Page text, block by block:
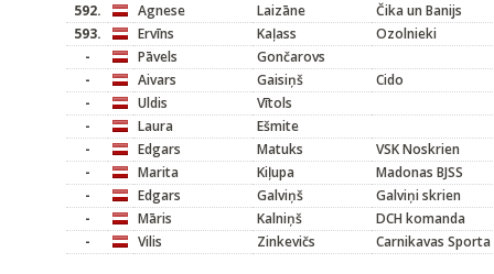
592.
Agnese Laizāne
Čika un Banijs
593.
Ervīns Kaļass
Ozolnieki
-
Pāvels
Gončarovs
-
Aivars Gaisiņš
Cido
-
Uldis
Vītols
-
Laura
Ešmite
-
Edgars Matuks
VSK Noskrien
-
Marita Kiļupa
Madonas BJSS
-
Edgars Galviņš
Galviņi skrien
-
Māris Kalniņš
DCH komanda
-
Vilis Zinkevičs Carnikavas